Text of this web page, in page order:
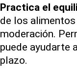
Practica el
de los
moderación.
puede ayudarte
plazo.